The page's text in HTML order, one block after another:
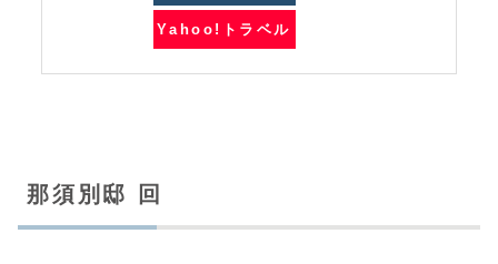
Yahoo!トラベル
那須別邸 回